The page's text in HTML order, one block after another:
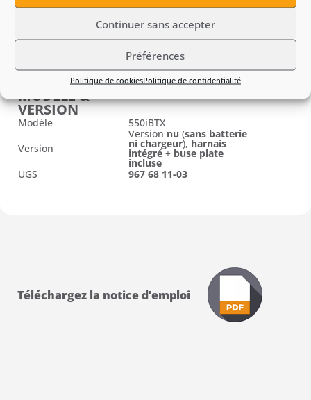
Continuer sans accepter
Préférences
Politique de cookiesPolitique de confidentialité
Niveau de puissance
Niveau de puissance
sonore garanti (Lwa)
poignées avant/arrière
0,1 m/s²
MODÈLE &
VERSION
Modèle
550iBTX
Version
Version nu (sans batterie
ni chargeur), harnais
intégré+ buse plate
incluse
UGS
967 68 11-03
Téléchargez la notice d’emploi